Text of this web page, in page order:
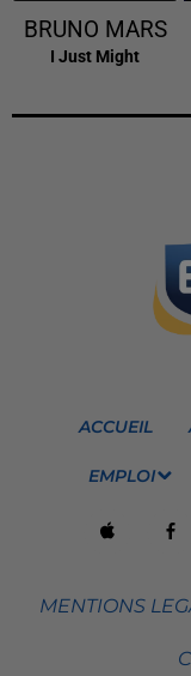
BRUNO MARS
I Just Might
ACCUEIL
EMPLOI
MENTIONS